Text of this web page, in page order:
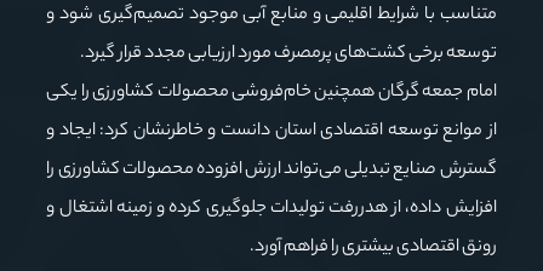
متناسب با شرایط اقلیمی و منابع آبی موجود تصمیم‌گیری شود و
توسعه برخی کشت‌های پرمصرف مورد ارزیابی مجدد قرار گیرد.
امام جمعه گرگان همچنین خام‌فروشی محصولات کشاورزی را یکی
از موانع توسعه اقتصادی استان دانست و خاطرنشان کرد: ایجاد و
گسترش صنایع تبدیلی می‌تواند ارزش افزوده محصولات کشاورزی را
افزایش داده، از هدررفت تولیدات جلوگیری کرده و زمینه اشتغال و
رونق اقتصادی بیشتری را فراهم آورد.